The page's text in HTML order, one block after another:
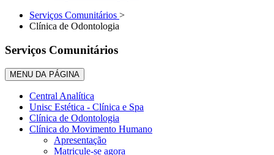
Serviços Comunitários >
Clínica de Odontologia
Serviços Comunitários
MENU DA PÁGINA
Central Analítica
Unisc Estética - Clínica e Spa
Clínica de Odontologia
Clínica do Movimento Humano
Apresentação
Matricule-se agora